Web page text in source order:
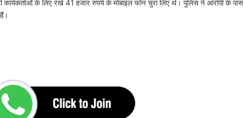
कार्यकर्ताओं के लिए रखे 41 हजार रुपये के मोबाइल फोन चुरा लिए थे। पुलिस ने आरोपी के पास